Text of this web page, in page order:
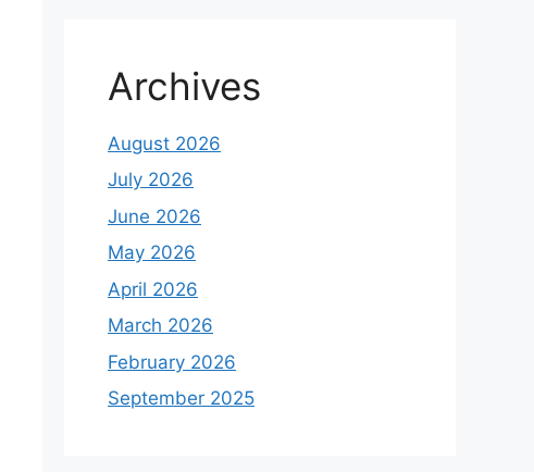
Archives
August 2026
July 2026
June 2026
May 2026
April 2026
March 2026
February 2026
September 2025